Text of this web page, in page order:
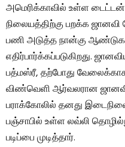
அமெரிக்காவில் உள்ள
நிலையத்திற்கு பறக்க
பணி அடுத்த நான்கு
எதிர்பார்க்கப்படுகிறது.
பத்மஸ்ரீ, தற்போது
விண்வெளி ஆர்வலரான
பராக்கோலில் தனது
பஞ்சாபில் உள்ள லவ்லி
படிப்பை முடித்தார்.